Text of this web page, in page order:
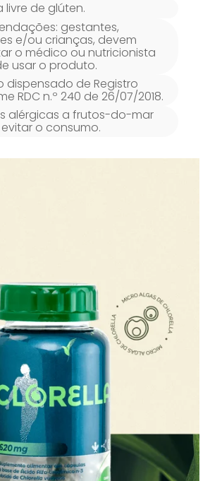
livre de glúten.
gestantes,
e/ou crianças, devem
o médico ou nutricionista
usar o produto.
dispensado de Registro
RDC n.º 240 de 26/07/2018.
alérgicas a frutos-do-mar
o consumo.